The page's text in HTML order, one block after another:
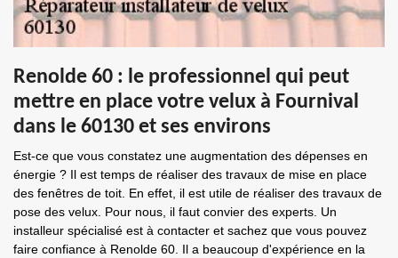
Renolde 60 : le professionnel qui peut
mettre en place votre velux à Fournival
dans le 60130 et ses environs
Est-ce que vous constatez une augmentation des dépenses en
énergie ? Il est temps de réaliser des travaux de mise en place
des fenêtres de toit. En effet, il est utile de réaliser des travaux de
pose des velux. Pour nous, il faut convier des experts. Un
installeur spécialisé est à contacter et sachez que vous pouvez
faire confiance à Renolde 60. Il a beaucoup d'expérience en la